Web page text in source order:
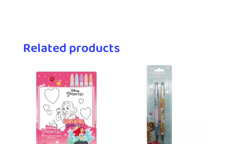
Related products